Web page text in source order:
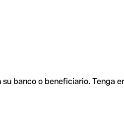
banco o beneficiario. Tenga